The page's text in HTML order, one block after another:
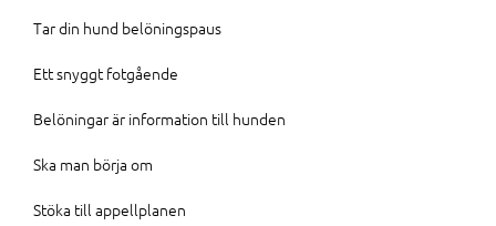
Tar din hund belöningspaus
Ett snyggt fotgående
Belöningar är information till hunden
Ska man börja om
Stöka till appellplanen